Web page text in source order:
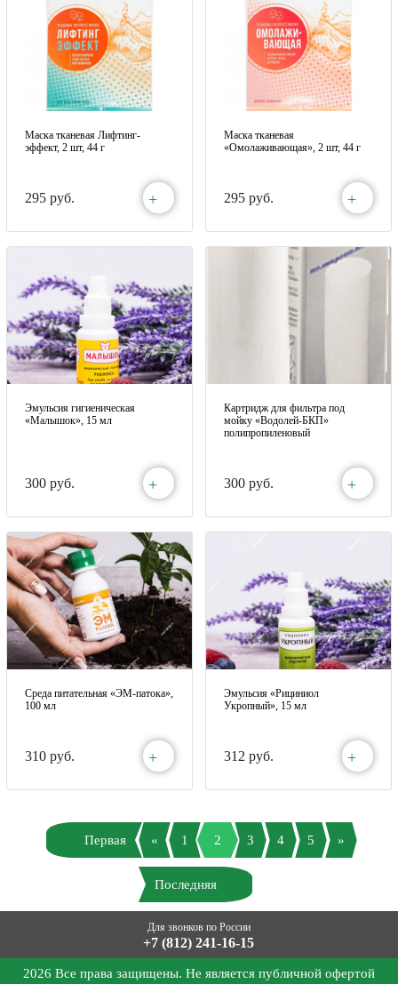
Маска тканевая Лифтинг-
эффект, 2 шт, 44 г
295 руб. +
Маска тканевая
«Омолаживающая», 2 шт, 44 г
295 руб. +
Эмульсия гигиеническая
«Малышок», 15 мл
300 руб. +
Картридж для фильтра под
мойку «Водолей-БКП»
полипропиленовый
300 руб. +
Среда питательная «ЭМ-патока»,
100 мл
310 руб. +
Эмульсия «Рициниол
Укропный», 15 мл
312 руб. +
Первая « 1 2 3 4 5 »
Последняя
Для звонков по России
+7 (812) 241-16-15
2026 Все права защищены. Не является публичной офертой